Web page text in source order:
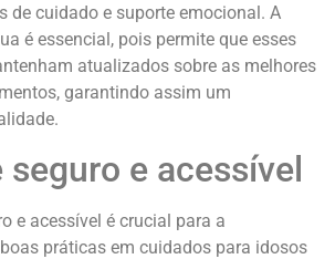
de cuidado e suporte emocional. A
é essencial, pois permite que esses
atualizados sobre as melhores
garantindo assim um
e acessível
e acessível é crucial para a
práticas em cuidados para idosos